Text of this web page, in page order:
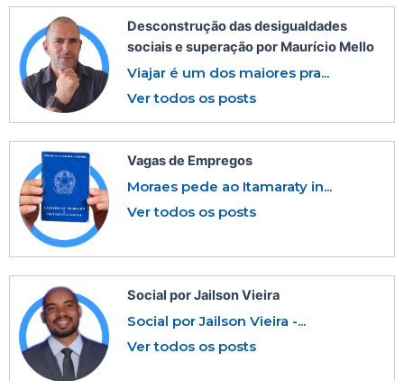
Desconstrução das desigualdades
sociais e superação por Maurício Mello
Viajar é um dos maiores pra...
Ver todos os posts
Vagas de Empregos
Moraes pede ao Itamaraty in...
Ver todos os posts
Social por Jailson Vieira
Social por Jailson Vieira -...
Ver todos os posts